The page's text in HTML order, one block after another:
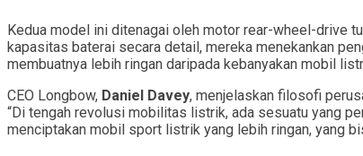
Kedua model ini ditenagai oleh motor rear-wheel-drive
kapasitas baterai secara detail, mereka menekankan
membuatnya lebih ringan daripada kebanyakan mobil
CEO Longbow, Daniel Davey, menjelaskan filosofi
“Di tengah revolusi mobilitas listrik, ada sesuatu yang
menciptakan mobil sport listrik yang lebih ringan, yang